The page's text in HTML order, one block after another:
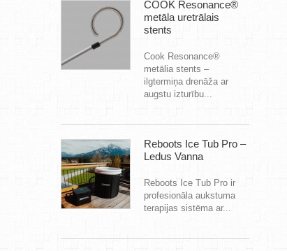
COOK Resonance®
metāla uretrālais
stents
Cook Resonance®
metālia stents –
ilgtermiņa drenāža ar
augstu izturību...
Reboots Ice Tub Pro –
Ledus Vanna
Reboots Ice Tub Pro ir
profesionāla aukstuma
terapijas sistēma ar...